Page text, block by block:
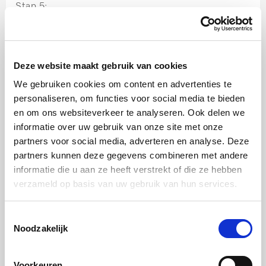
Deze website maakt gebruik van cookies
We gebruiken cookies om content en advertenties te
personaliseren, om functies voor social media te bieden
en om ons websiteverkeer te analyseren. Ook delen we
informatie over uw gebruik van onze site met onze
partners voor social media, adverteren en analyse. Deze
partners kunnen deze gegevens combineren met andere
informatie die u aan ze heeft verstrekt of die ze hebben
verzameld op basis van uw gebruik van hun services.
Noodzakelijk
Stap 5:
stoomovenpan en voeg de kippenbouillon toe.
Schuif in de stoomoven.
Stomen 100 ºC
Tijdsduur 3 x 7minuten
Voeg na de eerste 7 minuten de pompoenblokjes toe
en roer goed door.
Stap 7: